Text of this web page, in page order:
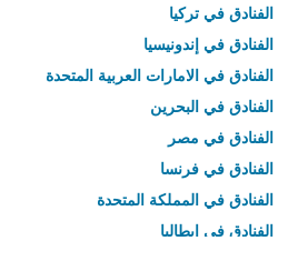
الفنادق في تركيا
الفنادق في إندونيسيا
الفنادق في الامارات العربية المتحدة
الفنادق في البحرين
الفنادق في مصر
الفنادق في فرنسا
الفنادق في المملكة المتحدة
الفنادق في إيطاليا